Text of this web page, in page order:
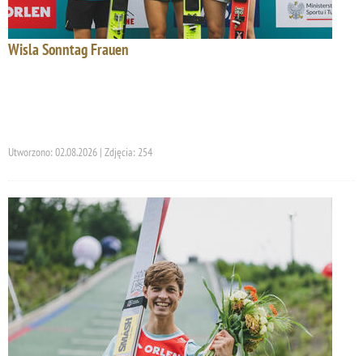
Wisla Sonntag Frauen
Utworzono: 02.08.2026 | Zdjęcia: 254